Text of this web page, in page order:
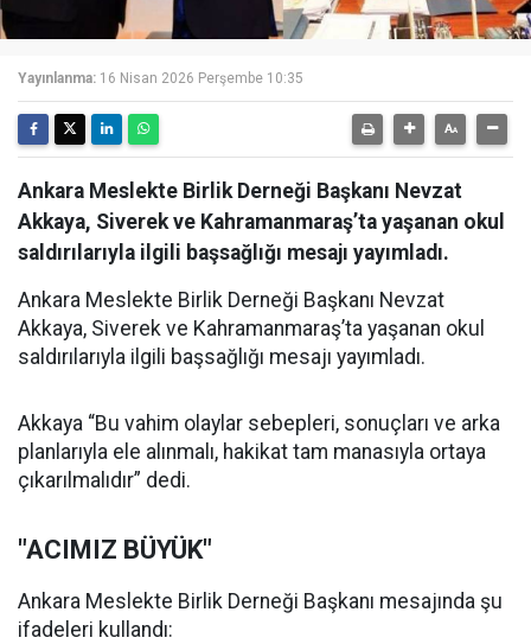
Yayınlanma: 16 Nisan 2026 Perşembe 10:35
Ankara Meslekte Birlik Derneği Başkanı Nevzat
Akkaya, Siverek ve Kahramanmaraş’ta yaşanan okul
saldırılarıyla ilgili başsağlığı mesajı yayımladı.
Ankara Meslekte Birlik Derneği Başkanı Nevzat
Akkaya, Siverek ve Kahramanmaraş’ta yaşanan okul
saldırılarıyla ilgili başsağlığı mesajı yayımladı.
Akkaya “Bu vahim olaylar sebepleri, sonuçları ve arka
planlarıyla ele alınmalı, hakikat tam manasıyla ortaya
çıkarılmalıdır” dedi.
"ACIMIZ BÜYÜK"
Ankara Meslekte Birlik Derneği Başkanı mesajında şu
ifadeleri kullandı: